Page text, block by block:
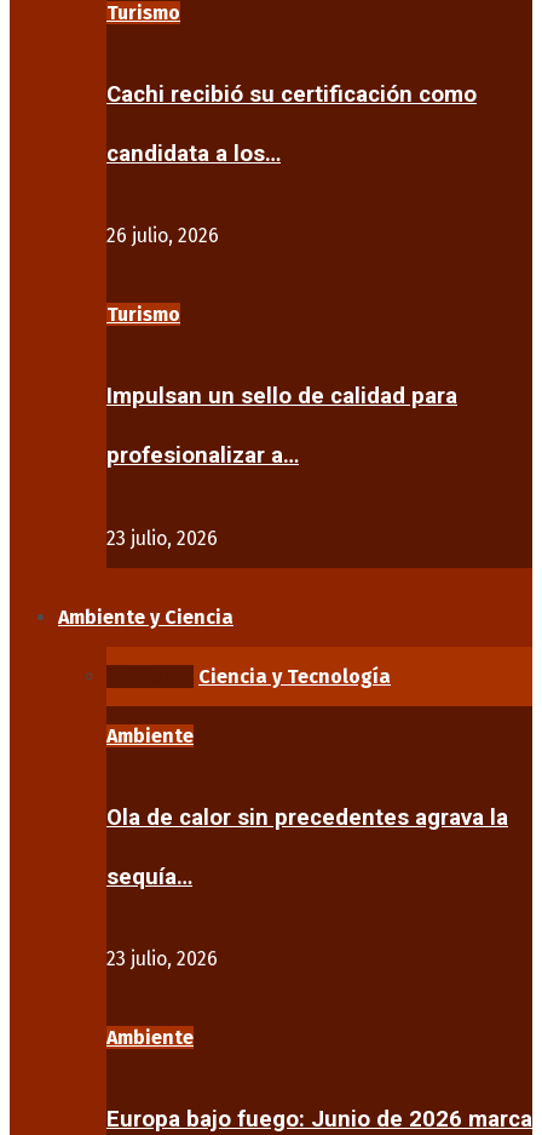
Turismo
Cachi recibió su certificación como
candidata a los…
26 julio, 2026
Turismo
Impulsan un sello de calidad para
profesionalizar a…
23 julio, 2026
Ambiente y Ciencia
Ciencia y Tecnología
Ambiente
Ola de calor sin precedentes agrava la
sequía…
23 julio, 2026
Ambiente
Europa bajo fuego: Junio de 2026 marca